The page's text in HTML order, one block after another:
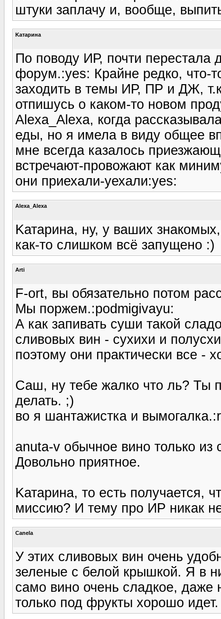
штуки заплачу и, вообще,
Kатарина
По поводу ИР, почти перестала
форум.:yes: Крайне редко, что-
заходить в темы ИР, ПР и ДЖ,
отпишусь о каком-то новом
Alexa_Alexa, когда
еды, но я имела в виду общее
мне всегда казалось
встречают-провожают как
они приехали-уехали:yes:
Alexa_Alexa
Kатарина, ну, у ваших
как-то слишком всё запущено :)
Arti
F-ort, вы обязательно потом
Мы поржем.:podmigivayu:
А как запивать суши такой
сливовых вин - сухихи и
поэтому они практически все -
Саш, ну тебе жалко что ль? Ты
делать. ;)
во я шантажистка и
anuta-v обычное вино только из
Довольно приятное.
Kатарина, то есть получается,
миссию? И тему про ИР никак
Canela
У этих сливовых вин очень
зеленые с белой крышкой. Я в
само вино очень сладкое, даже
только под фрукты хорошо